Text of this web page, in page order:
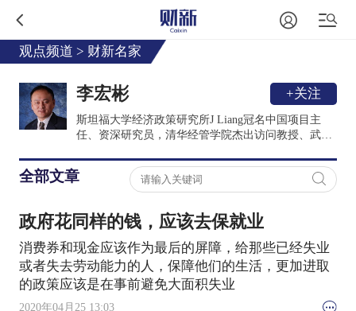
观点频道 > 财新名家
李宏彬 +关注
斯坦福大学经济政策研究所J Liang冠名中国项目主
任、资深研究员，清华经管学院杰出访问教授、武汉
Comparative Economics主编。2001年获斯坦福大学经
济学博士学位，曾任香港中文大学教授、清华经管学
院讲席教授、长江学者特聘教授，国家杰出青年基金
获得者。
全部文章
政府花同样的钱，应该去保就业
消费券和现金应该作为最后的屏障，给那些已经失业
或者失去劳动能力的人，保障他们的生活，更加进取
的政策应该是在事前避免大面积失业
2020年04月25 13:03